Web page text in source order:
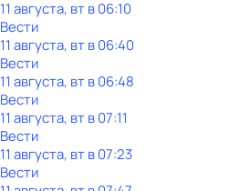
11 августа, вт в 06:10
Вести
11 августа, вт в 06:40
Вести
11 августа, вт в 06:48
Вести
11 августа, вт в 07:11
Вести
11 августа, вт в 07:23
Вести